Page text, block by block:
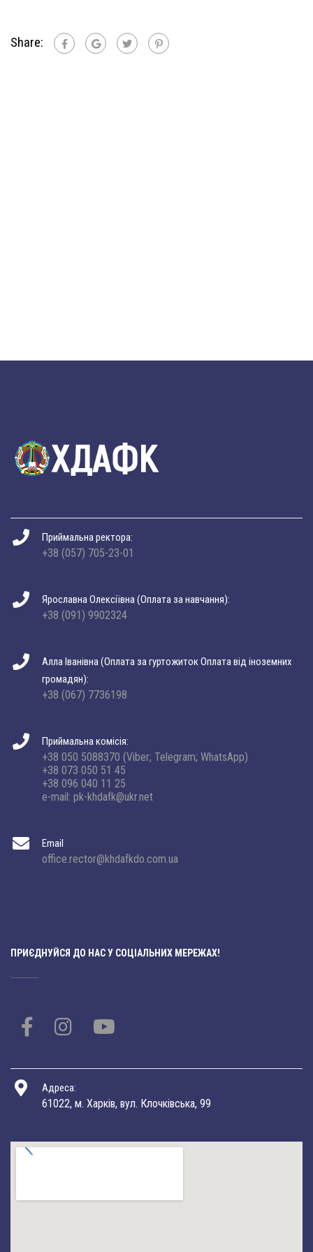
Share:
Приймальна ректора:
+38 (057) 705-23-01
Ярославна Олексіївна (Оплата за навчання):
+38 (091) 9902324
Алла Іванівна (Оплата за гуртожиток Оплата від іноземних
громадян):
+38 (067) 7736198
Приймальна комісія:
+38 050 5088370 (Viber; Telegram; WhatsApp)
+38 073 050 51 45
+38 096 040 11 25
e-mail: pk-khdafk@ukr.net
Email
office.rector@khdafkdo.com.ua
ПРИЄДНУЙСЯ ДО НАС У СОЦІАЛЬНИХ МЕРЕЖАХ!
Адреса:
61022, м. Харків, вул. Клочківська, 99